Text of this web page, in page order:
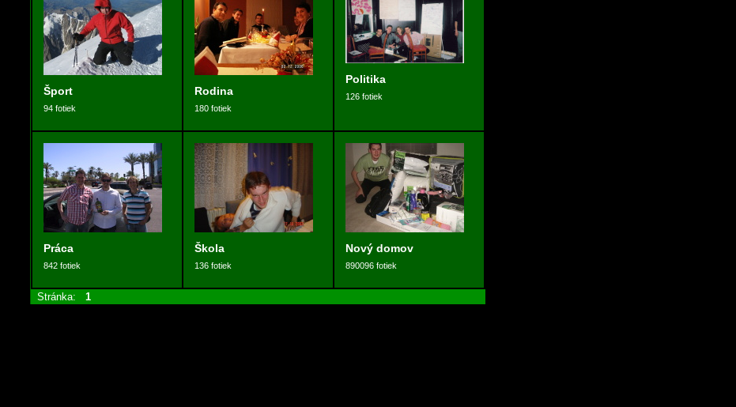
Šport
94 fotiek
Rodina
180 fotiek
Politika
126 fotiek
Práca
842 fotiek
Škola
136 fotiek
Nový domov
890096 fotiek
Stránka: 1